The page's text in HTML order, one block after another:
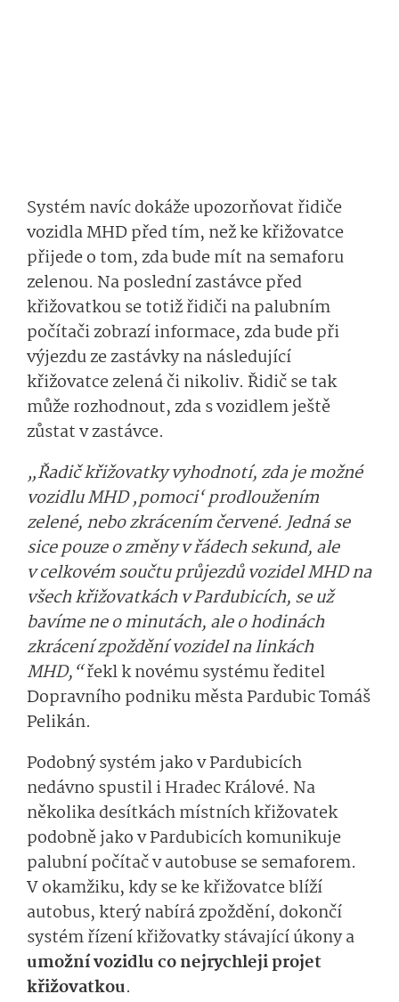
Systém navíc dokáže upozorňovat řidiče
vozidla MHD před tím, než ke křižovatce
přijede o tom, zda bude mít na semaforu
zelenou. Na poslední zastávce před
křižovatkou se totiž řidiči na palubním
počítači zobrazí informace, zda bude při
výjezdu ze zastávky na následující
křižovatce zelená či nikoliv. Řidič se tak
může rozhodnout, zda s vozidlem ještě
zůstat v zastávce.
„Řadič křižovatky vyhodnotí, zda je možné
vozidlu MHD ‚pomoci‘ prodloužením
zelené, nebo zkrácením červené. Jedná se
sice pouze o změny v řádech sekund, ale
v celkovém součtu průjezdů vozidel MHD na
všech křižovatkách v Pardubicích, se už
bavíme ne o minutách, ale o hodinách
zkrácení zpoždění vozidel na linkách
MHD,“řekl k novému systému ředitel
Dopravního podniku města Pardubic Tomáš
Pelikán.
Podobný systém jako v Pardubicích
nedávno spustil i Hradec Králové. Na
několika desítkách místních křižovatek
podobně jako v Pardubicích komunikuje
palubní počítač v autobuse se semaforem.
V okamžiku, kdy se ke křižovatce blíží
autobus, který nabírá zpoždění, dokončí
systém řízení křižovatky stávající úkony a
umožní vozidlu co nejrychleji projet
křižovatkou.